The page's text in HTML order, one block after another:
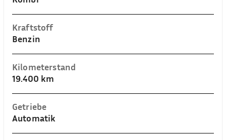
Kraftstoff
Benzin
Kilometerstand
19.400 km
Getriebe
Automatik